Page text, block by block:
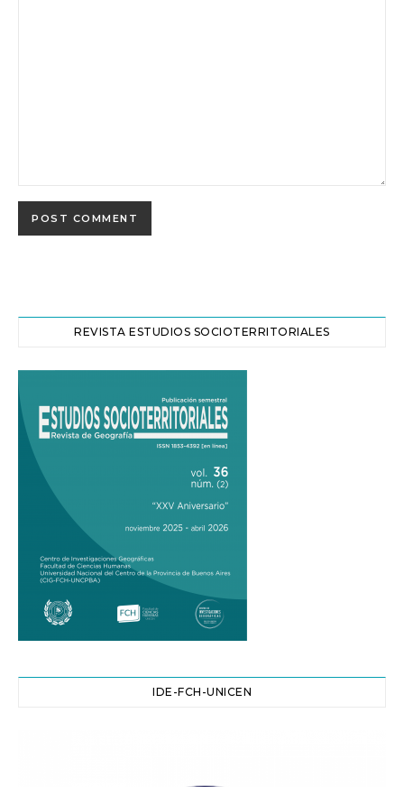
REVISTA ESTUDIOS SOCIOTERRITORIALES
IDE-FCH-UNICEN